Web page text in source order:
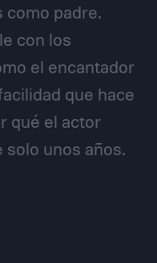
como padre.
con los
el encantador
que hace
qué el actor
solo unos años.